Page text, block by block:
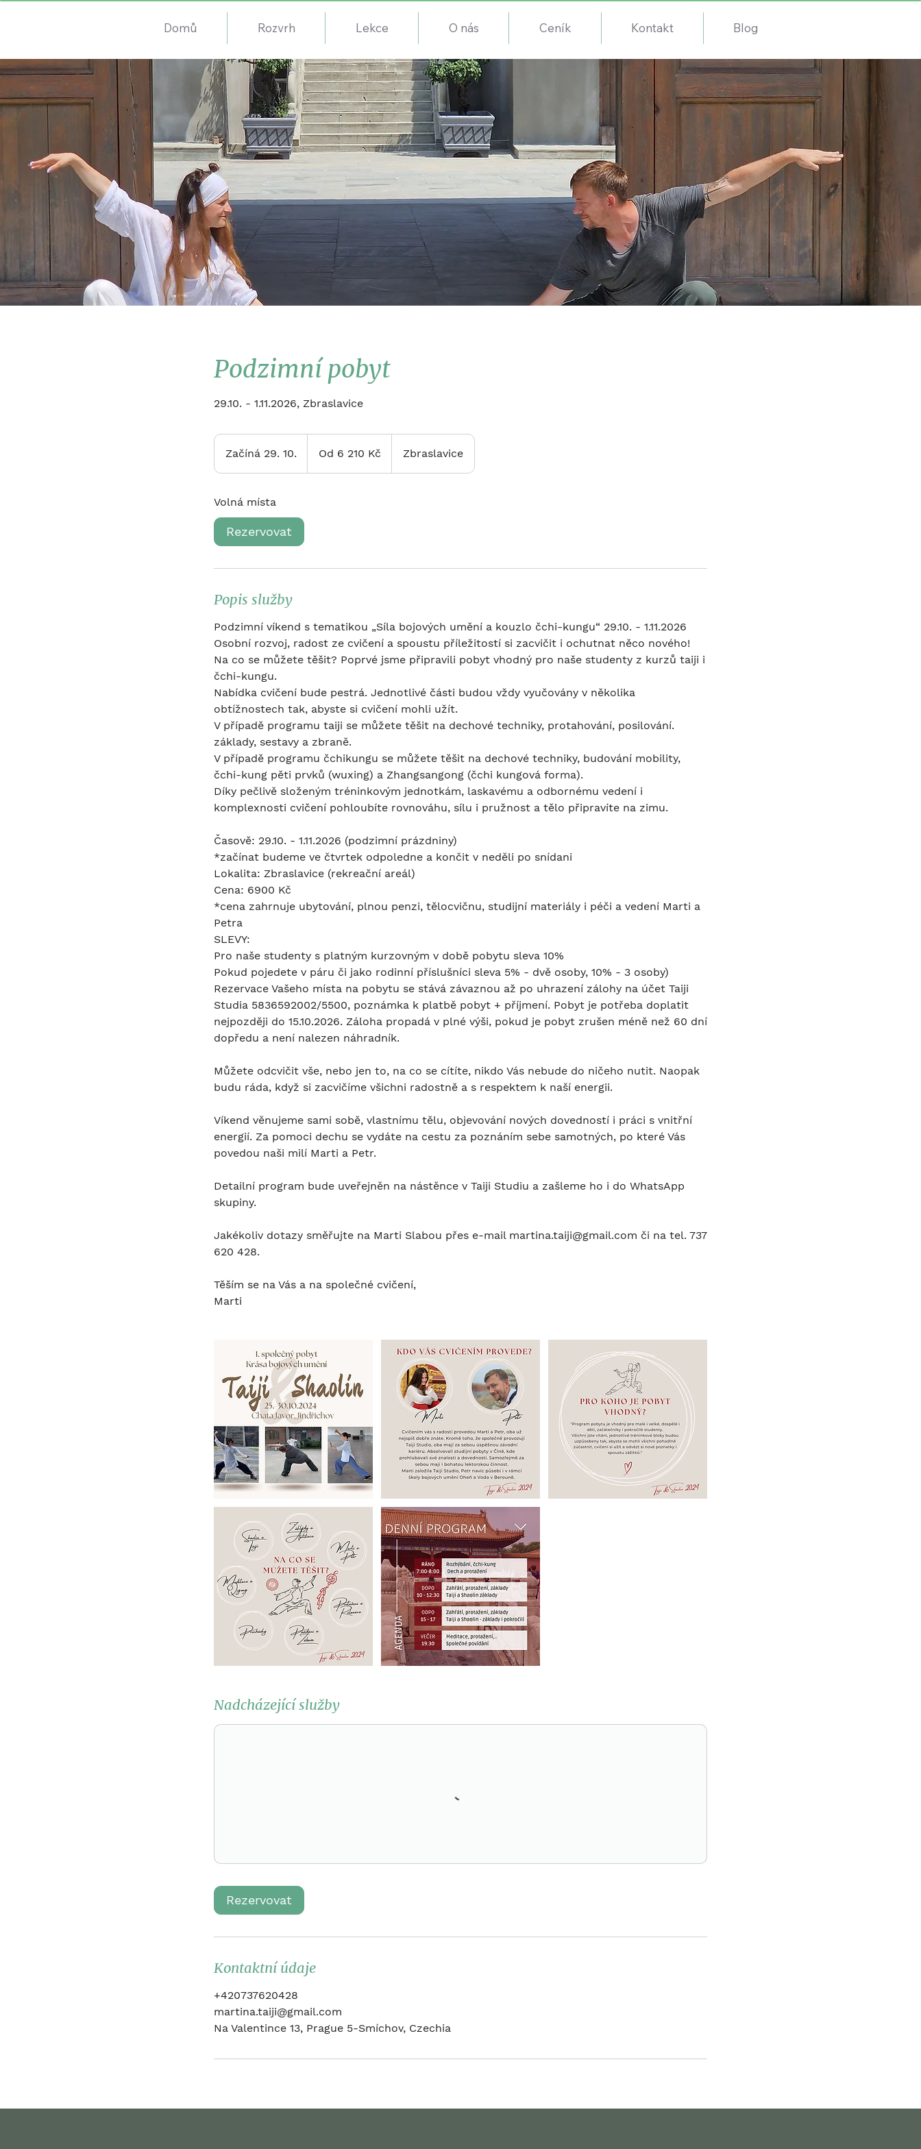
Domů Rozvrh Lekce O nás Ceník Kontakt Blog
Podzimní pobyt
29.10. - 1.11.2026, Zbraslavice
Začíná 29. 10.
a
n
9
.
českých
Od 6 210 Kč Zbraslavice
Volná místa
Rezervovat
Popis služby
Podzimní víkend s tematikou „Síla bojových umění a kouzlo čchi-kungu“ 29.10. - 1.11.2026
Osobní rozvoj, radost ze cvičení a spoustu příležitostí si zacvičit i ochutnat něco nového!
Na co se můžete těšit? Poprvé jsme připravili pobyt vhodný pro naše studenty z kurzů taiji i
čchi-kungu.
Nabídka cvičení bude pestrá. Jednotlivé části budou vždy vyučovány v několika
obtížnostech tak, abyste si cvičení mohli užít.
V případě programu taiji se můžete těšit na dechové techniky, protahování, posilování.
základy, sestavy a zbraně.
V případě programu čchikungu se můžete těšit na dechové techniky, budování mobility,
čchi-kung pěti prvků (wuxing) a Zhangsangong (čchi kungová forma).
Díky pečlivě složeným tréninkovým jednotkám, laskavému a odbornému vedení i
komplexnosti cvičení pohloubíte rovnováhu, sílu i pružnost a tělo připravíte na zimu.
Časově: 29.10. - 1.11.2026 (podzimní prázdniny)
*začínat budeme ve čtvrtek odpoledne a končit v neděli po snídani
Lokalita: Zbraslavice (rekreační areál)
Cena: 6900 Kč
*cena zahrnuje ubytování, plnou penzi, tělocvičnu, studijní materiály i péči a vedení Marti a
Petra
SLEVY:
Pro naše studenty s platným kurzovným v době pobytu sleva 10%
Pokud pojedete v páru či jako rodinní příslušníci sleva 5% - dvě osoby, 10% - 3 osoby)
Rezervace Vašeho místa na pobytu se stává závaznou až po uhrazení zálohy na účet Taiji
Studia 5836592002/5500, poznámka k platbě pobyt + příjmení. Pobyt je potřeba doplatit
nejpozději do 15.10.2026. Záloha propadá v plné výši, pokud je pobyt zrušen méně než 60 dní
dopředu a není nalezen náhradník.
Můžete odcvičit vše, nebo jen to, na co se cítíte, nikdo Vás nebude do ničeho nutit. Naopak
budu ráda, když si zacvičíme všichni radostně a s respektem k naší energii.
Víkend věnujeme sami sobě, vlastnímu tělu, objevování nových dovedností i práci s vnitřní
energií. Za pomoci dechu se vydáte na cestu za poznáním sebe samotných, po které Vás
povedou naši milí Marti a Petr.
Detailní program bude uveřejněn na nástěnce v Taiji Studiu a zašleme ho i do WhatsApp
skupiny.
Jakékoliv dotazy směřujte na Marti Slabou přes e-mail martina.taiji@gmail.com či na tel. 737
620 428.
Těším se na Vás a na společné cvičení,
Marti
Nadcházející služby
Rezervovat
Kontaktní údaje
+420737620428
martina.taiji@gmail.com
Na Valentince 13, Prague 5-Smíchov, Czechia